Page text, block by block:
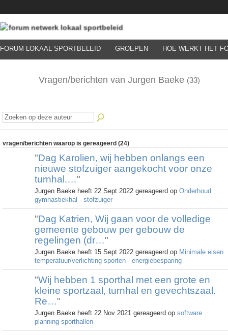
FORUM LOKAAL SPORTBELEID GROEPEN HOE WERKT HET
Vragen/berichten van Jurgen Baeke (33)
vragen/berichten waarop is gereageerd (24)
"Dag Karolien, wij hebben onlangs een
nieuwe stofzuiger aangekocht voor onze
turnhal.…"
Jurgen Baeke heeft 22 Sept 2022 gereageerd op Onderhoud
gymnastiekhal - stofzuiger
"Dag Katrien, Wij gaan voor de volledige
gemeente gebouw per gebouw de
regelingen (dr…"
Jurgen Baeke heeft 15 Sept 2022 gereageerd op Minimale eisen
temperatuur/verlichting sporten - energiebesparing
"Wij hebben 1 sporthal met een grote en
kleine sportzaal, turnhal en gevechtszaal.
Re…"
Jurgen Baeke heeft 22 Nov 2021 gereageerd op software
planning sporthallen